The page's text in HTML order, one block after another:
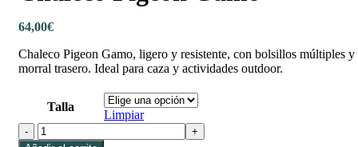
64,00€
Chaleco Pigeon Gamo, ligero y resistente, con bolsillos múltiples y
morral trasero. Ideal para caza y actividades outdoor.
Talla
Limpiar
Chaleco Pigeon Gamo cantidad